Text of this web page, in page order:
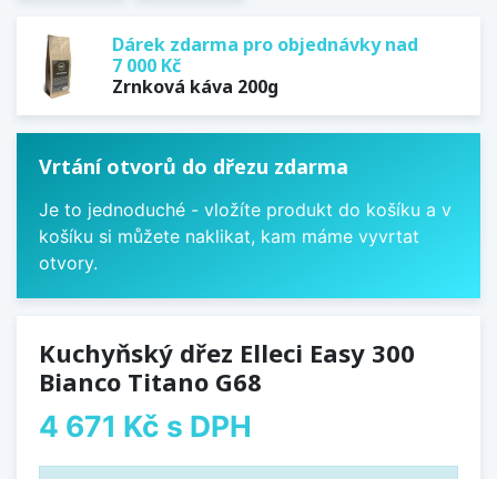
Dárek zdarma pro objednávky nad
7 000 Kč
Zrnková káva 200g
Vrtání otvorů do dřezu zdarma
Je to jednoduché - vložíte produkt do košíku a v
košíku si můžete naklikat, kam máme vyvrtat
otvory.
Kuchyňský dřez Elleci Easy 300
Bianco Titano G68
4 671 Kč s DPH